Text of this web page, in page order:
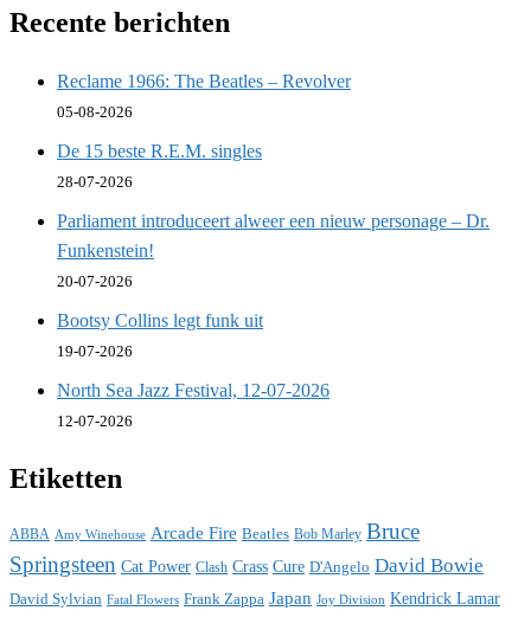
Recente berichten
Reclame 1966: The Beatles – Revolver
05-08-2026
De 15 beste R.E.M. singles
28-07-2026
Parliament introduceert alweer een nieuw personage – Dr.
Funkenstein!
20-07-2026
Bootsy Collins legt funk uit
19-07-2026
North Sea Jazz Festival, 12-07-2026
12-07-2026
Etiketten
ABBA Amy Winehouse Arcade Fire Beatles Bob Marley Bruce
Springsteen Cat Power Clash Crass Cure D'Angelo David Bowie
David Sylvian Fatal Flowers Frank Zappa Japan Joy Division Kendrick Lamar